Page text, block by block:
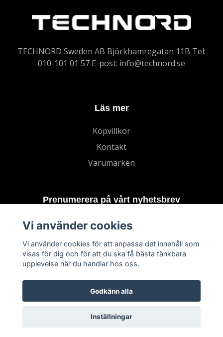
TECHNORD Sweden AB Björkhamregatan 11B Tel:
010-101 01 57 E-post: info@technord.se
Läs mer
Köpvillkor
Kontakt
Varumärken
Prenumerera på vårt nyhetsbrev
© 2026 TECHNORD
Vi använder cookies
Vi använder cookies för att anpassa det innehåll som
visas för dig och för att du ska få bästa tänkbara
upplevelse när du handlar hos oss.
Godkänn alla
Inställningar